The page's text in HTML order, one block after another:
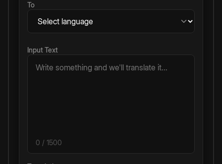
To
Input Text
0 / 1500